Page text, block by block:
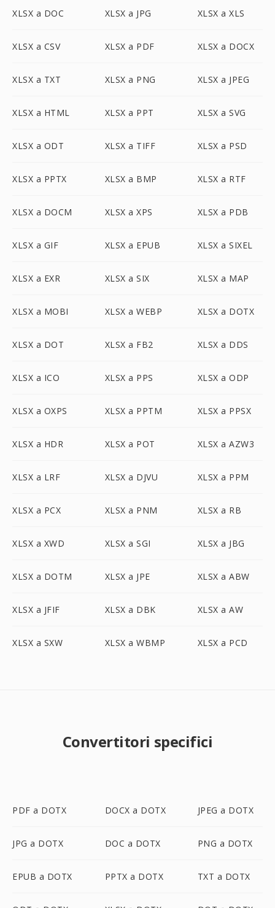
XLSX a DOC XLSX a JPG XLSX a XLS
XLSX a CSV XLSX a PDF XLSX a DOCX
XLSX a TXT XLSX a PNG XLSX a JPEG
XLSX a HTML XLSX a PPT XLSX a SVG
XLSX a ODT XLSX a TIFF XLSX a PSD
XLSX a PPTX XLSX a BMP XLSX a RTF
XLSX a DOCM XLSX a XPS XLSX a PDB
XLSX a GIF XLSX a EPUB XLSX a SIXEL
XLSX a EXR XLSX a SIX XLSX a MAP
XLSX a MOBI XLSX a WEBP XLSX a DOTX
XLSX a DOT XLSX a FB2 XLSX a DDS
XLSX a ICO XLSX a PPS XLSX a ODP
XLSX a OXPS XLSX a PPTM XLSX a PPSX
XLSX a HDR XLSX a POT XLSX a AZW3
XLSX a LRF XLSX a DJVU XLSX a PPM
XLSX a PCX XLSX a PNM XLSX a RB
XLSX a XWD XLSX a SGI XLSX a JBG
XLSX a DOTM XLSX a JPE XLSX a ABW
XLSX a JFIF XLSX a DBK XLSX a AW
XLSX a SXW XLSX a WBMP XLSX a PCD
Convertitori specifici
PDF a DOTX DOCX a DOTX JPEG a DOTX
JPG a DOTX DOC a DOTX PNG a DOTX
EPUB a DOTX PPTX a DOTX TXT a DOTX